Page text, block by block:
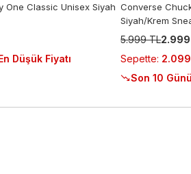
One Classic Unisex Siyah
Düşük Fiyatı
Converse
Siyah/Krem
5.999 TL2.999
Sepette:
Son 10